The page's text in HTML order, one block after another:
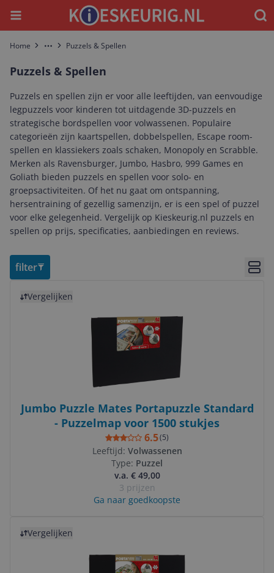
Menu
Home More Puzzels & Spellen
Puzzels & Spellen
Puzzels en spellen zijn er voor alle leeftijden, van eenvoudige
legpuzzels voor kinderen tot uitdagende 3D-puzzels en
strategische bordspellen voor volwassenen. Populaire
categorieën zijn kaartspellen, dobbelspellen, Escape room-
spellen en klassiekers zoals schaken, Monopoly en Scrabble.
Merken als Ravensburger, Jumbo, Hasbro, 999 Games en
Goliath bieden puzzels en spellen voor solo- en
groepsactiviteiten. Of het nu gaat om ontspanning,
hersentraining of gezellig samenzijn, er is een spel of puzzel
voor elke gelegenheid. Vergelijk op Kieskeurig.nl puzzels en
spellen op prijs, specificaties, aanbiedingen en reviews.
filter
Vergelijken
Jumbo Puzzle Mates Portapuzzle Standard
- Puzzelmap voor 1500 stukjes
6.5(5)
Leeftijd: Volwassenen
Type: Puzzel
v.a. € 49,00
3 prijzen
Ga naar goedkoopste
Vergelijken